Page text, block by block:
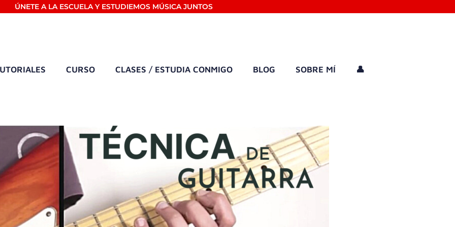
ÚNETE A LA ESCUELA Y ESTUDIEMOS MÚSICA JUNTOS
CURSO CLASES / ESTUDIA CONMIGO BLOG SOBRE MÍ 👤